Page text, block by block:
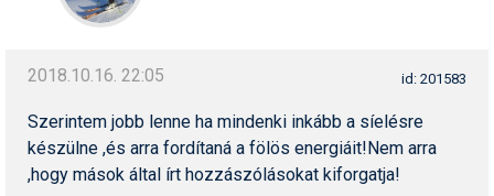
Sítechnika
Snowboardfelszerelés
Sportorvos
2018.10.16. 22:05 id: 201583
Szerintem jobb lenne ha mindenki inkább a síelésre
készülne ,és arra fordítaná a fölös energiáit!Nem arra
,hogy mások által írt hozzászólásokat kiforgatja!